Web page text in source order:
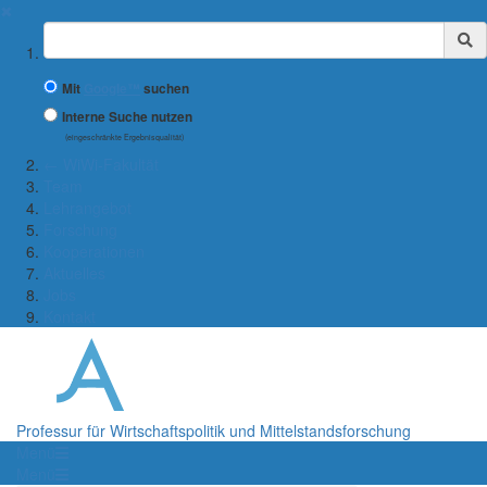
Suchbegriff
Mit
suchen
Interne Suche nutzen
(eingeschränkte Ergebnisqualität)
Professur für Wirtschaftspolitik und Mittelstandsforschung